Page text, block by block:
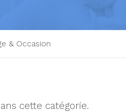
& Occasion
cette catégorie.